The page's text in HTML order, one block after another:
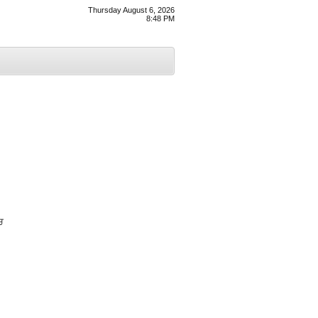
Thursday August 6, 2026
8:48 PM